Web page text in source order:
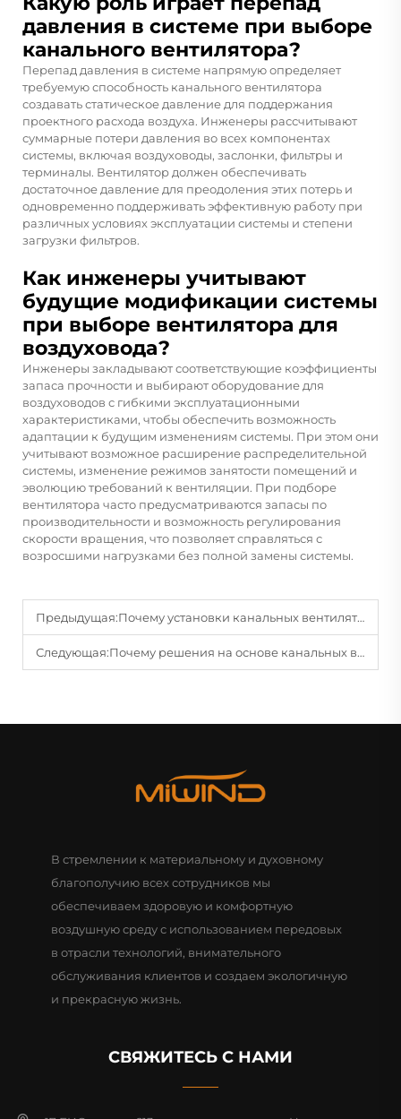
давления в системе при выборе
канального вентилятора?
Перепад давления в системе напрямую определяет
требуемую способность канального вентилятора
создавать статическое давление для поддержания
проектного расхода воздуха. Инженеры рассчитывают
суммарные потери давления во всех компонентах
системы, включая воздуховоды, заслонки, фильтры и
терминалы. Вентилятор должен обеспечивать
достаточное давление для преодоления этих потерь и
одновременно поддерживать эффективную работу при
различных условиях эксплуатации системы и степени
загрузки фильтров.
Как инженеры учитывают
будущие модификации системы
при выборе вентилятора для
воздуховода?
Инженеры закладывают соответствующие коэффициенты
запаса прочности и выбирают оборудование для
воздуховодов с гибкими эксплуатационными
характеристиками, чтобы обеспечить возможность
адаптации к будущим изменениям системы. При этом они
учитывают возможное расширение распределительной
системы, изменение режимов занятости помещений и
эволюцию требований к вентиляции. При подборе
вентилятора часто предусматриваются запасы по
производительности и возможность регулирования
скорости вращения, что позволяет справляться с
возросшими нагрузками без полной замены системы.
Предыдущая:Почему установки канальных вентиляторов широко используются в промышленной вентиляции?
Следующая:Почему решения на основе канальных вентиляторов важны для циркуляции воздуха в коммерческих помещениях?
В стремлении к материальному и духовному
благополучию всех сотрудников мы
обеспечиваем здоровую и комфортную
воздушную среду с использованием передовых
в отрасли технологий, внимательного
обслуживания клиентов и создаем экологичную
и прекрасную жизнь.
СВЯЖИТЕСЬ С НАМИ